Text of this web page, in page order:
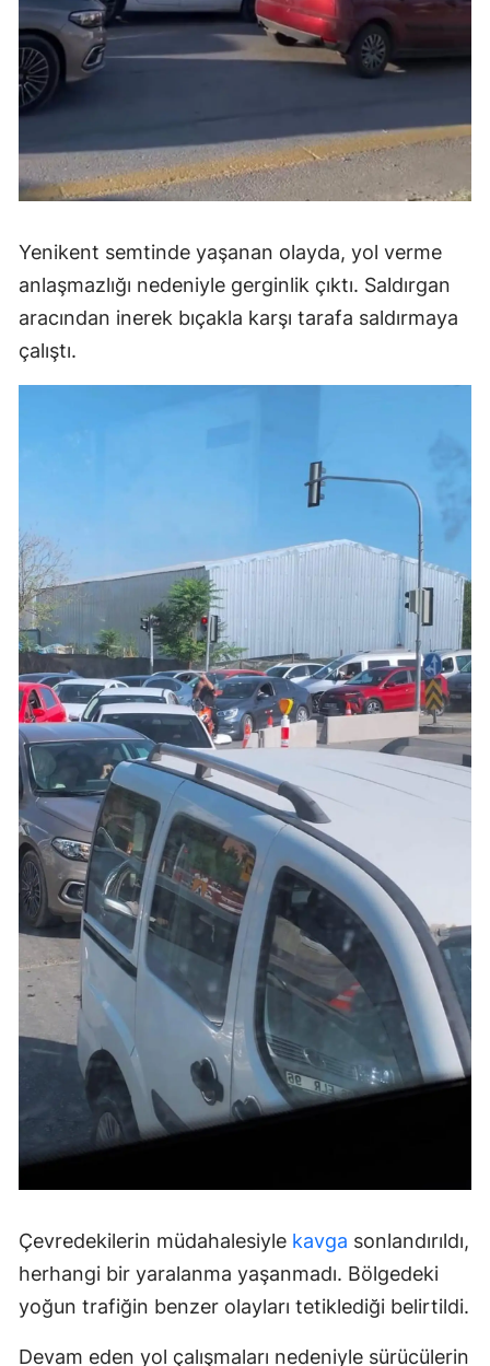
Yenikent semtinde yaşanan olayda, yol verme
anlaşmazlığı nedeniyle gerginlik çıktı. Saldırgan
aracından inerek bıçakla karşı tarafa saldırmaya
çalıştı.
Çevredekilerin müdahalesiyle kavga sonlandırıldı,
herhangi bir yaralanma yaşanmadı. Bölgedeki
yoğun trafiğin benzer olayları tetiklediği belirtildi.
Devam eden yol çalışmaları nedeniyle sürücülerin